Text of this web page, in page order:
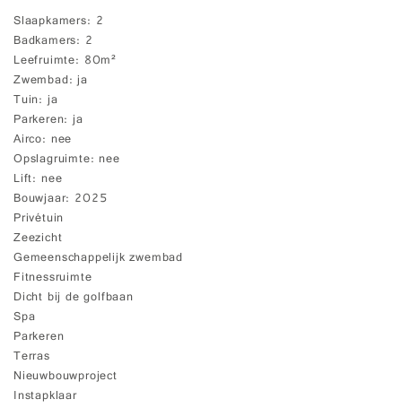
Slaapkamers 2
Badkamers 2
Leefruimte 80m²
Zwembad ja
Tuin ja
Parkeren ja
Airco nee
Opslagruimte nee
Lift nee
Bouwjaar 2025
Privétuin
Zeezicht
Gemeenschappelijk zwembad
Fitnessruimte
Dicht bij de golfbaan
Spa
Parkeren
Terras
Nieuwbouwproject
Instapklaar